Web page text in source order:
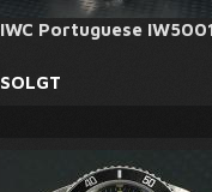
IWC Portuguese
SOLGT